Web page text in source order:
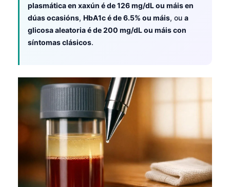
plasmática en xaxún é de 126 mg/dL ou máis en
dúas ocasións, HbA1c é de 6.5% ou máis, ou a
glicosa aleatoria é de 200 mg/dL ou máis con
síntomas clásicos.